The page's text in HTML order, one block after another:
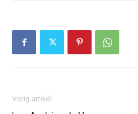
Vorig artikel